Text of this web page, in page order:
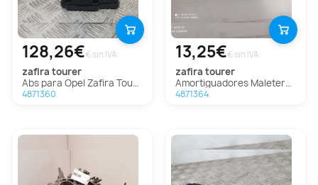
128,26€€ sin IVA
zafira tourer
Abs para Opel Zafira Tourer
4871360
13,25€€ sin IVA
zafira tourer
Amortiguadores Maletero / Porton para Opel Zafira Tourer
4871364